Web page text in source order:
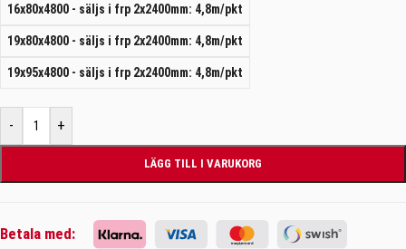
16x80x4800 - säljs i frp 2x2400mm: 4,8m/pkt
19x80x4800 - säljs i frp 2x2400mm: 4,8m/pkt
19x95x4800 - säljs i frp 2x2400mm: 4,8m/pkt
- +
LÄGG TILL I VARUKORG
Betala med: